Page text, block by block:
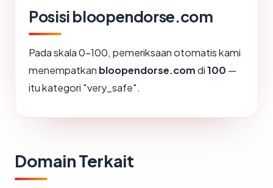
Posisi bloopendorse.com
Pada skala 0-100, pemeriksaan otomatis kami
menempatkan bloopendorse.comdi100 —
itu kategori "very_safe".
Domain Terkait